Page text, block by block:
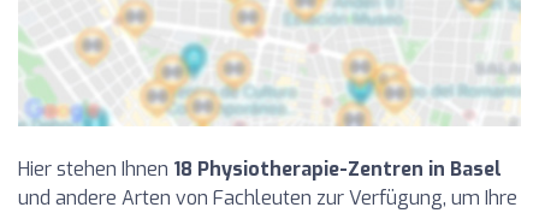
Hier stehen Ihnen 18 Physiotherapie-Zentren in Basel
und andere Arten von Fachleuten zur Verfügung, um Ihre